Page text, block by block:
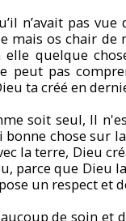
n’avait pas
mais os chair de
quelque
peut pas
ta créé en
soit seul, Il
chose sur
la terre, Dieu
parce que Dieu
un respect et
de soin et